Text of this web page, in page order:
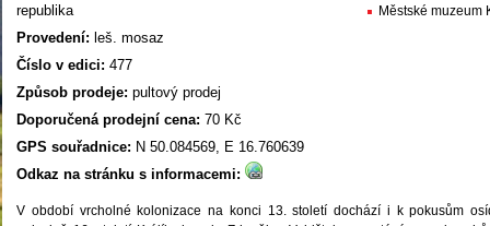
republika
Provedení: leš. mosaz
Číslo v edici: 477
Způsob prodeje: pultový prodej
Doporučená prodejní cena: 70 Kč
GPS souřadnice: N 50.084569, E 16.760639
Odkaz na stránku s informacemi:
Městské muzeum
V období vrcholné kolonizace na konci 13. století dochází i k pokusům